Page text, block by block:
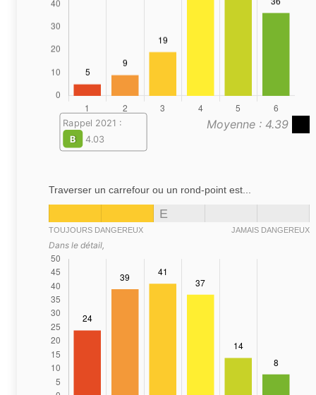
Moyenne : 4.39
Rappel 2021 :
B
4.03
Traverser un carrefour ou un rond-point est...
E
TOUJOURS DANGEREUX JAMAIS DANGEREUX
Dans le détail,